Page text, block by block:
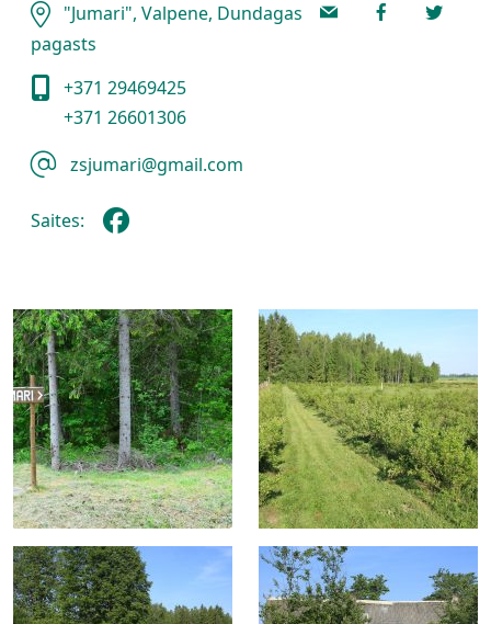
"Jumari", Valpene, Dundagas
pagasts
+371 29469425
+371 26601306
zsjumari@gmail.com
Saites: